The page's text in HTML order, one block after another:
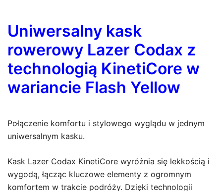
Uniwersalny kask
rowerowy Lazer Codax z
technologią KinetiCore w
wariancie Flash Yellow
Połączenie komfortu i stylowego wyglądu w jednym
uniwersalnym kasku.
Kask Lazer Codax KinetiCore wyróżnia się lekkością i
wygodą, łącząc kluczowe elementy z ogromnym
komfortem w trakcie podróży. Dzięki technologii